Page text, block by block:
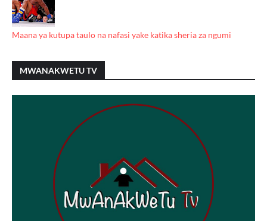
Maana ya kutupa taulo na nafasi yake katika sheria za ngumi
MWANAKWETU TV